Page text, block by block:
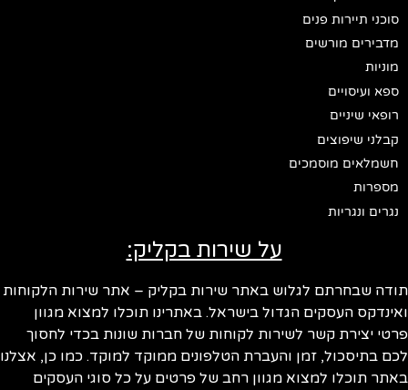
סוכני תיירות פנים
מדבירים מורשים
מוניות
ספא ועיסויים
רופאי שיניים
קבלני שיפוצים
חשמלאים מוסמכים
מספרות
נגרים ונגריות
על שירות בקליק:
שבחרתם לגלוש באתר שירות בקליק – אתר שירות הלקוחות
העסקים הגדול בישראל. באתרינו תוכלו למצוא מגוון
יצירת קשר לשירות לקוחות של חברות שונות בכדי לחסוך
בתיסכול, זמן והעברת הטלפונים ממוקד למוקד. כמו כן, אצלנו
תוכלו למצוא מגוון רחב של פרטים על כל סוגי העסקים